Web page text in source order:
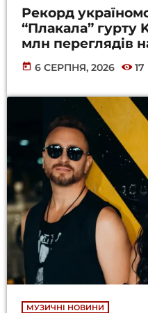
Рекорд
“Плакала” гурту
млн переглядів
today 6 СЕРПНЯ, 2026 17
МУЗИЧНІ НОВИНИ